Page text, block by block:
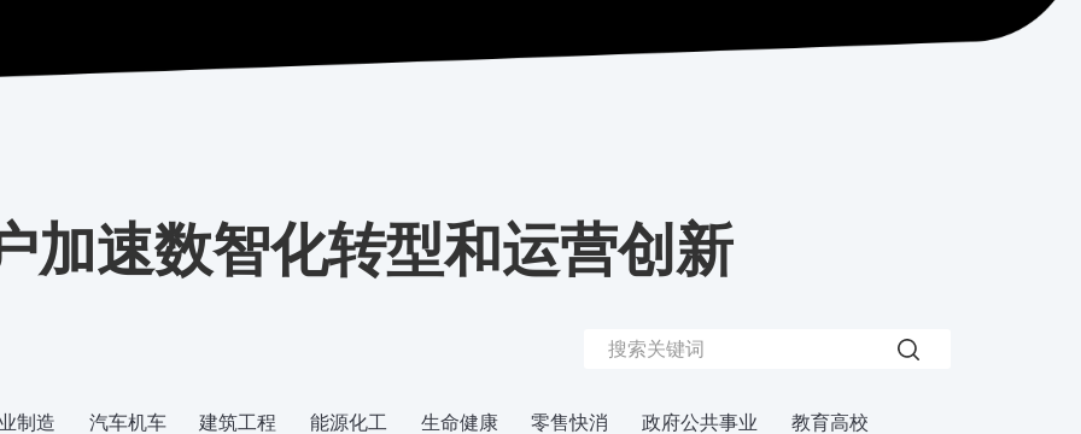
加速数智化转型和运营创新
制造 汽车机车 建筑工程 能源化工 生命健康 零售快消 政府公共事业 教育高校